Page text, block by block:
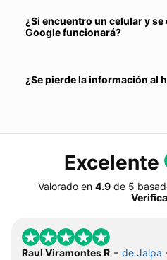
¿Si encuentro un celular y
Google funcionará?
¿Se pierde la información al
Excelente
Valorado en 4.9 de 5
Raul Viramontes R - de Jalpa